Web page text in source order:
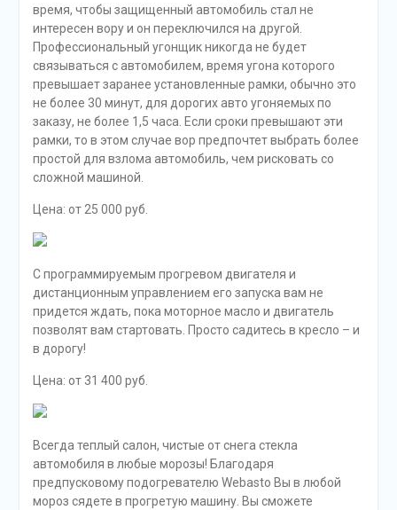
время, чтобы защищенный автомобиль стал не
интересен вору и он переключился на другой.
Профессиональный угонщик никогда не будет
связываться с автомобилем, время угона которого
превышает заранее установленные рамки, обычно это
не более 30 минут, для дорогих авто угоняемых по
заказу, не более 1,5 часа. Если сроки превышают эти
рамки, то в этом случае вор предпочтет выбрать более
простой для взлома автомобиль, чем рисковать со
сложной машиной.
Цена: от 25 000 руб.
С программируемым прогревом двигателя и
дистанционным управлением его запуска вам не
придется ждать, пока моторное масло и двигатель
позволят вам стартовать. Просто садитесь в кресло – и
в дорогу!
Цена: от 31 400 руб.
Всегда теплый салон, чистые от снега стекла
автомобиля в любые морозы! Благодаря
предпусковому подогревателю Webasto Вы в любой
мороз сядете в прогретую машину. Вы сможете